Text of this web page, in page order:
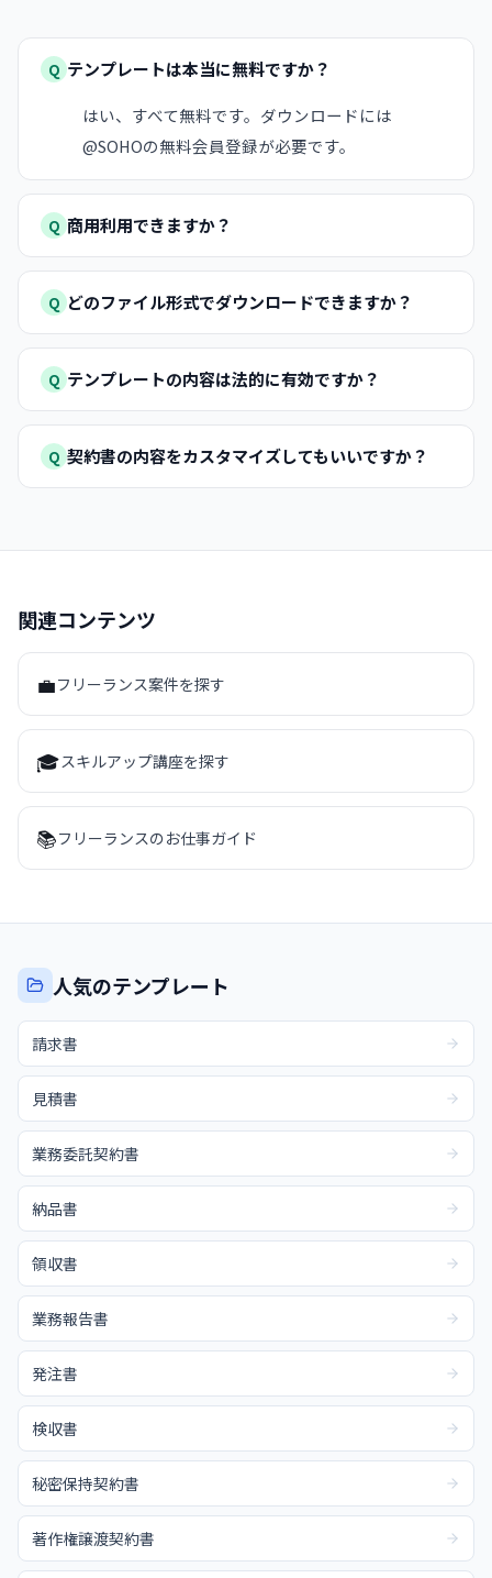
Q テンプレートは本当に無料ですか？
はい、すべて無料です。ダウンロードには
@SOHOの無料会員登録が必要です。
Q 商用利用できますか？
Q どのファイル形式でダウンロードできますか？
Q テンプレートの内容は法的に有効ですか？
Q 契約書の内容をカスタマイズしてもいいですか？
関連コンテンツ
💼フリーランス案件を探す
🎓スキルアップ講座を探す
📚フリーランスのお仕事ガイド
人気のテンプレート
請求書
見積書
業務委託契約書
納品書
領収書
業務報告書
発注書
検収書
秘密保持契約書
著作権譲渡契約書